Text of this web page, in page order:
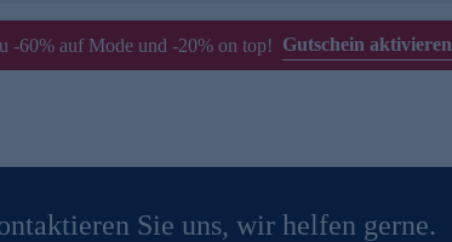
-60% auf Mode und -20% on top! Gutschein aktivieren
Sie uns, wir helfen gerne.